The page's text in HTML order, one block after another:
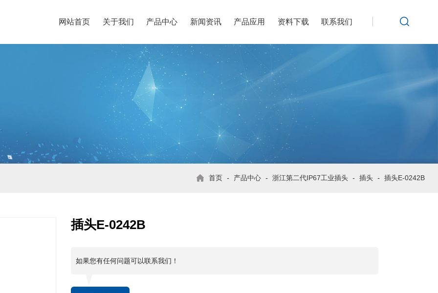
网站首页 关于我们 产品中心 新闻资讯 产品应用 资料下载 联系我们
首页 - 产品中心 - 浙江第二代IP67工业插头 - 插头 - 插头E-0242B
插头E-0242B
如果您有任何问题可以联系我们！